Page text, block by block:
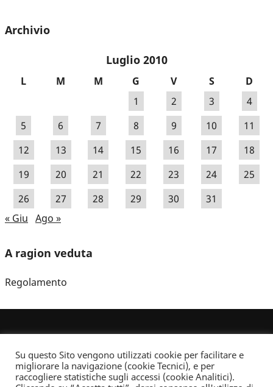
Archivio
Luglio 2010
L M M G V S
D
1
2 3
4
5
6 7 8 9 10
11
12
13 14 15 16 17
18
19
20 21 22 23 24
25
26
27 28 29 30
31
« Giu Ago »
A ragion veduta
Regolamento
Su questo Sito vengono utilizzati cookie per facilitare e
migliorare la navigazione (cookie Tecnici), e per
raccogliere statistiche sugli accessi (cookie Analitici).